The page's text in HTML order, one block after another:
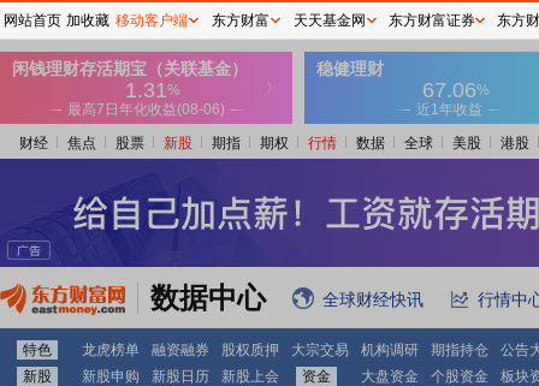
财经 焦点 股票 新股 期指 期权 行情 数据 全球 美股 港股
数据中心 全球财经快讯 行情中
特色 龙虎榜单 融资融券 股权质押 大宗交易 机构调研 期指持仓
公告
新股
新股申购 新股日历 新股上会 资金 大盘资金 个股资金 板块
网站首页 加收藏 移动客户端 东方财富 天天基金网 东方财富证券 东方